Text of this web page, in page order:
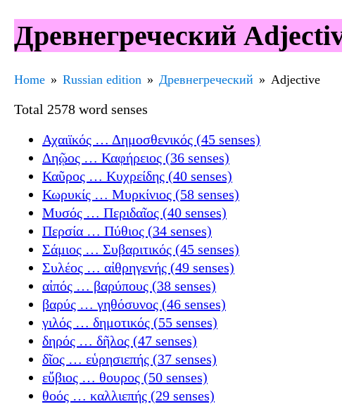
Древнегреческий
Home Russian edition Древнегреческий Adjective
Total 2578 word senses
Αχαιϊκός … Δημοσθενικός (45 senses)
Δηῷος … Καφήρειος (36 senses)
Καῦρος … Κυχρείδης (40 senses)
Κωρυκίς … Μυρκίνιος (58 senses)
Μυσός … Περιδαῖος (40 senses)
Περσία … Πύθιος (34 senses)
Σάμιος … Συβαριτικός (45 senses)
Συλέος … αἰθρηγενής (49 senses)
αἰπός … βαρύπους (38 senses)
βαρύς … γηθόσυνος (46 senses)
γιλός … δημοτικός (55 senses)
δηρός … δῆλος (47 senses)
δῖος … εὑρησιεπής (37 senses)
εὔβιος … θουρος (50 senses)
θοός … καλλιεπής (29 senses)